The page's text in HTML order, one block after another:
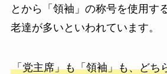
とから「領袖」の称号を使用す
老達が多いといわれています。
「党主席」も「領袖」も、どち